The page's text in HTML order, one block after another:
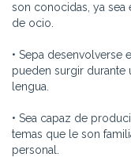
son conocidas, ya sea
de ocio.
• Sepa desenvolverse
pueden surgir durante
lengua.
• Sea capaz de
temas que le son
personal.